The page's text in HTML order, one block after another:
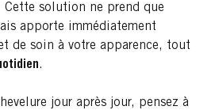
Cette solution ne prend que
apporte immédiatement
de soin à votre apparence, tout
.
jour après jour, pensez à